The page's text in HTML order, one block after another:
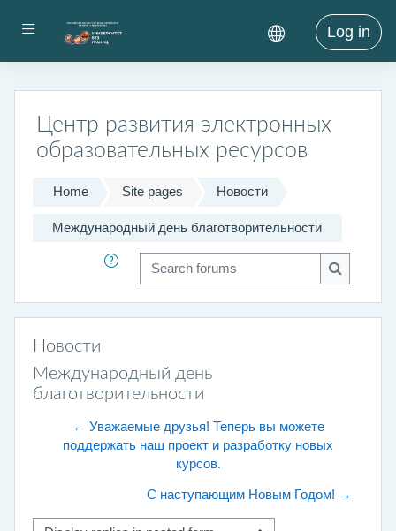
Side panel Log in
Центр развития электронных
образовательных ресурсов
Home Site pages Новости
Международный день благотворительности
Search forums
Search
Новости
Международный день
благотворительности
← Уважаемые друзья! Теперь вы можете
поддержать наш проект и разработку новых
курсов.
С наступающим Новым Годом! →